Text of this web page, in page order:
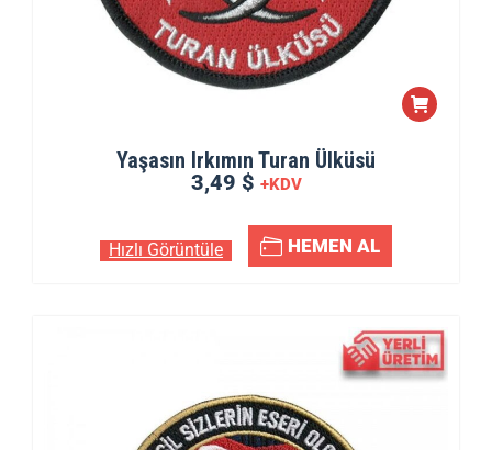
Yaşasın Irkımın Turan Ülküsü
3,49 $ +KDV
Hızlı Görüntüle HEMEN AL